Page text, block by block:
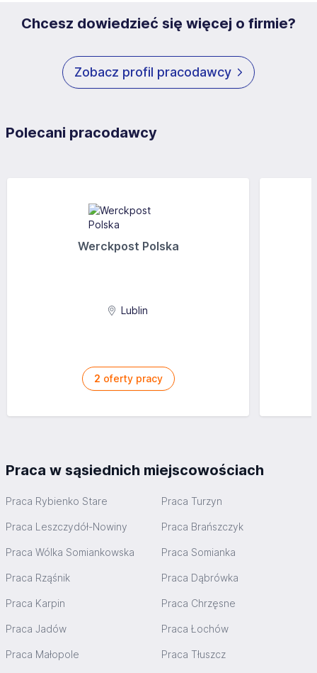
Chcesz dowiedzieć się więcej o firmie?
Zobacz profil pracodawcy
Polecani pracodawcy
Werckpost Polska
Lublin
2 oferty pracy
Praca w sąsiednich miejscowościach
Praca Rybienko Stare Praca Turzyn
Praca Leszczydół-Nowiny Praca Brańszczyk
Praca Wólka Somiankowska Praca Somianka
Praca Rząśnik Praca Dąbrówka
Praca Karpin Praca Chrzęsne
Praca Jadów Praca Łochów
Praca Małopole Praca Tłuszcz